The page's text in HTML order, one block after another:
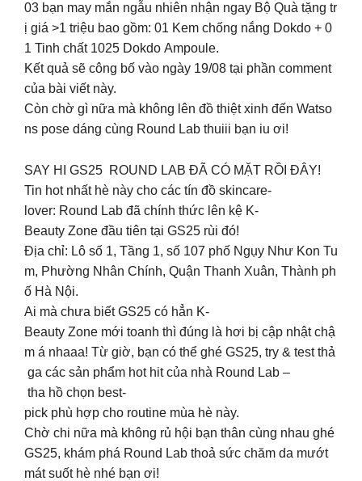
03 bạn may mắn ngẫu nhiên nhận ngay Bộ Quà tặng tr
ị giá >1 triệu bao gồm: 01 Kem chống nắng Dokdo + 0
1 Tinh chất 1025 Dokdo Ampoule.​
Kết quả sẽ công bố vào ngày 19/08 tại phần comment
của bài viết này. ​
Còn chờ gì nữa mà không lên đồ thiệt xinh đến Watso
ns pose dáng cùng Round Lab thuiii bạn iu ơi! ​
SAY HI GS25 ️ ROUND LAB ĐÃ CÓ MẶT RỒI ĐÂY! ​
Tin hot nhất hè này cho các tín đồ skincare-
lover: Round Lab đã chính thức lên kệ K-
Beauty Zone đầu tiên tại GS25 rùi đó!​
Địa chỉ: Lô số 1, Tầng 1, số 107 phố Ngụy Như Kon Tu
m, Phường Nhân Chính, Quận Thanh Xuân, Thành ph
ố Hà Nội.​
Ai mà chưa biết GS25 có hẳn K-
Beauty Zone mới toanh thì đúng là hơi bị cập nhật chậ
m á nhaaa! Từ giờ, bạn có thể ghé GS25, try & test thả
ga các sản phẩm hot hit của nhà Round Lab –
tha hồ chọn best-
pick phù hợp cho routine mùa hè này.​
Chờ chi nữa mà không rủ hội bạn thân cùng nhau ghé
GS25, khám phá Round Lab thoả sức chăm da mướt
mát suốt hè nhé bạn ơi!️​